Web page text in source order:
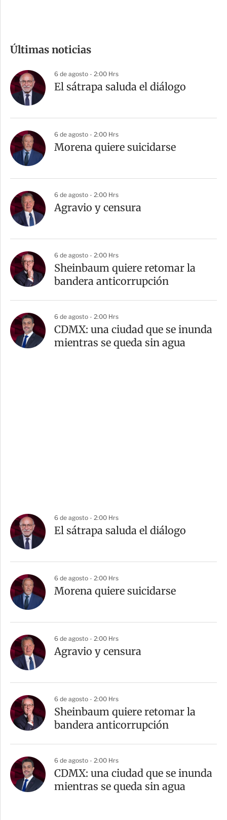
p
a
r
t
Últimas noticias
6 de agosto - 2:00 Hrs
El sátrapa saluda el diálogo
6 de agosto - 2:00 Hrs
Morena quiere suicidarse
6 de agosto - 2:00 Hrs
Agravio y censura
6 de agosto - 2:00 Hrs
Sheinbaum quiere retomar la
bandera anticorrupción
6 de agosto - 2:00 Hrs
CDMX: una ciudad que se inunda
mientras se queda sin agua
6 de agosto - 2:00 Hrs
El sátrapa saluda el diálogo
6 de agosto - 2:00 Hrs
Morena quiere suicidarse
6 de agosto - 2:00 Hrs
Agravio y censura
6 de agosto - 2:00 Hrs
Sheinbaum quiere retomar la
bandera anticorrupción
6 de agosto - 2:00 Hrs
CDMX: una ciudad que se inunda
mientras se queda sin agua